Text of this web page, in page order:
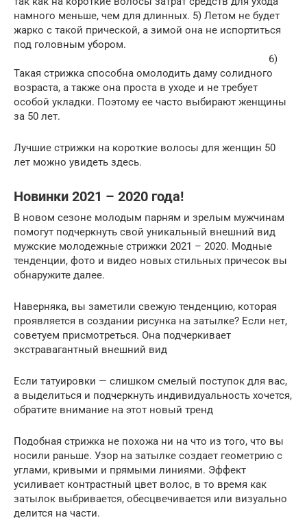
намного меньше, чем для длинных. 5) Летом не будет
жарко с такой прической, а зимой она не испортиться
под головным убором.
6)
Такая стрижка способна омолодить даму солидного
возраста, а также она проста в уходе и не требует
особой укладки. Поэтому ее часто выбирают женщины
за 50 лет.
Лучшие стрижки на короткие волосы для женщин 50
лет можно увидеть здесь.
Новинки 2021 – 2020 года!
В новом сезоне молодым парням и зрелым мужчинам
помогут подчеркнуть свой уникальный внешний вид
мужские молодежные стрижки 2021 – 2020. Модные
тенденции, фото и видео новых стильных причесок вы
обнаружите далее.
Наверняка, вы заметили свежую тенденцию, которая
проявляется в создании рисунка на затылке? Если нет,
советуем присмотреться. Она подчеркивает
экстравагантный внешний вид
Если татуировки — слишком смелый поступок для вас,
а выделиться и подчеркнуть индивидуальность хочется,
обратите внимание на этот новый тренд
Подобная стрижка не похожа ни на что из того, что вы
носили раньше. Узор на затылке создает геометрию с
углами, кривыми и прямыми линиями. Эффект
усиливает контрастный цвет волос, в то время как
затылок выбривается, обесцвечивается или визуально
делится на части.